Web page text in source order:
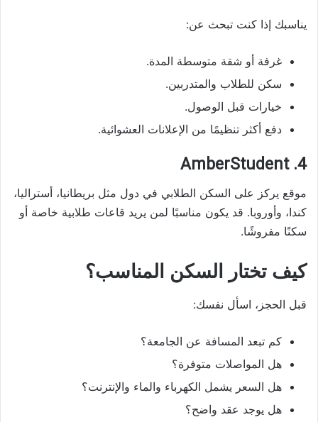
يناسبك إذا كنت تبحث عن:
غرفة أو شقة متوسطة المدة.
سكن للطلاب والمتدربين.
خيارات قبل الوصول.
دفع أكثر تنظيمًا من الإعلانات العشوائية.
4. AmberStudent
موقع يركز على السكن الطلابي في دول مثل بريطانيا، أستراليا،
كندا، وأوروبا. قد يكون مناسبًا لمن يريد قاعات طلابية خاصة أو
سكنًا مفروشًا.
كيف تختار السكن المناسب؟
قبل الحجز، اسأل نفسك:
كم تبعد المسافة عن الجامعة؟
هل المواصلات متوفرة؟
هل السعر يشمل الكهرباء والماء والإنترنت؟
هل يوجد عقد واضح؟